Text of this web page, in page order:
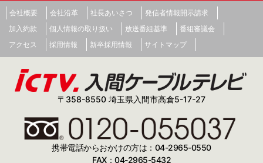
会社概要 会社沿革 社長あいさつ
発信者情報開示請求
加入約款
個人情報の取り扱い 放送番組基準
番組審議会
アクセス
採用情報 新卒採用情報 サイトマップ
〒358-8550 埼玉県入間市高倉5-17-27
携帯電話からおかけの方は：04-2965-0550
FAX：04-2965-5432